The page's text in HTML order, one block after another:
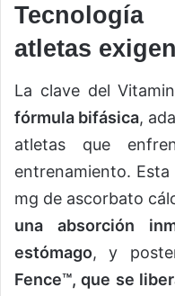
atletas
La clave del
fórmula bifásica,
atletas que
entrenamiento.
mg de ascorbato
una absorción
estómago, y
Fence™, que se